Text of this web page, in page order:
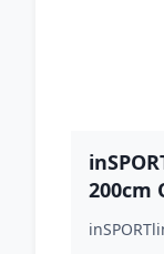
200cm